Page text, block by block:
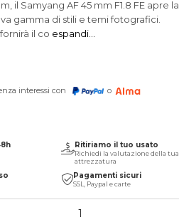
il Samyang AF 45 mm F1.8 FE apre la
gamma di stili e temi fotografici.
il co espandi...
interessi con o
Ritiriamo il tuo usato
Richiedi la valutazione della tua
attrezzatura
Pagamenti sicuri
SSL, Paypal e carte